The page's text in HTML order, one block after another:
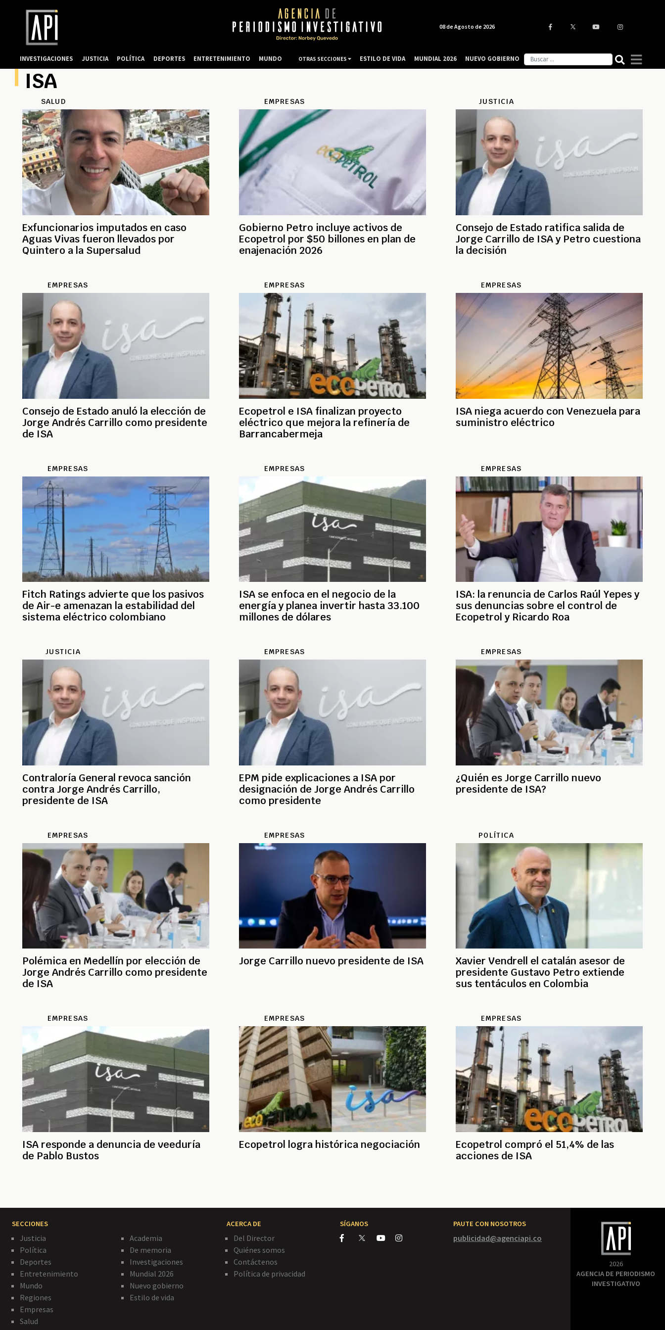
ISA
SALUD
Exfuncionarios imputados en caso
Aguas Vivas fueron llevados por
Quintero a la Supersalud
EMPRESAS
Gobierno Petro incluye activos de
Ecopetrol por $50 billones en plan de
enajenación 2026
JUSTICIA
Consejo de Estado ratifica salida de
Jorge Carrillo de ISA y Petro cuestiona
la decisión
EMPRESAS
Consejo de Estado anuló la elección de
Jorge Andrés Carrillo como presidente
de ISA
EMPRESAS
Ecopetrol e ISA finalizan proyecto
eléctrico que mejora la refinería de
Barrancabermeja
EMPRESAS
ISA niega acuerdo con Venezuela para
suministro eléctrico
EMPRESAS
Fitch Ratings advierte que los pasivos
de Air-e amenazan la estabilidad del
sistema eléctrico colombiano
EMPRESAS
ISA se enfoca en el negocio de la
energía y planea invertir hasta 33.100
millones de dólares
EMPRESAS
ISA: la renuncia de Carlos Raúl Yepes y
sus denuncias sobre el control de
Ecopetrol y Ricardo Roa
JUSTICIA
Contraloría General revoca sanción
contra Jorge Andrés Carrillo,
presidente de ISA
EMPRESAS
EPM pide explicaciones a ISA por
designación de Jorge Andrés Carrillo
como presidente
EMPRESAS
¿Quién es Jorge Carrillo nuevo
presidente de ISA?
EMPRESAS
Polémica en Medellín por elección de
Jorge Andrés Carrillo como presidente
de ISA
EMPRESAS
Jorge Carrillo nuevo presidente de ISA
POLÍTICA
Xavier Vendrell el catalán asesor de
presidente Gustavo Petro extiende
sus tentáculos en Colombia
EMPRESAS
ISA responde a denuncia de veeduría
de Pablo Bustos
EMPRESAS
Ecopetrol logra histórica negociación
EMPRESAS
Ecopetrol compró el 51,4% de las
acciones de ISA
SECCIONES
Justicia
Política
Deportes
Entretenimiento
Mundo
Regiones
Empresas
Salud
Academia
De memoria
Investigaciones
Mundial 2026
Nuevo gobierno
Estilo de vida
ACERCA DE
Del Director
Quiénes somos
Contáctenos
Política de privacidad
SÍGANOS PAUTE CON NOSOTROS
publicidad@agenciapi.co
2026
AGENCIA DE PERIODISMO
INVESTIGATIVO
08 de Agosto de 2026
INVESTIGACIONES JUSTICIA POLÍTICA DEPORTES ENTRETENIMIENTO MUNDO OTRAS SECCIONES ESTILO DE VIDA MUNDIAL 2026 NUEVO GOBIERNO